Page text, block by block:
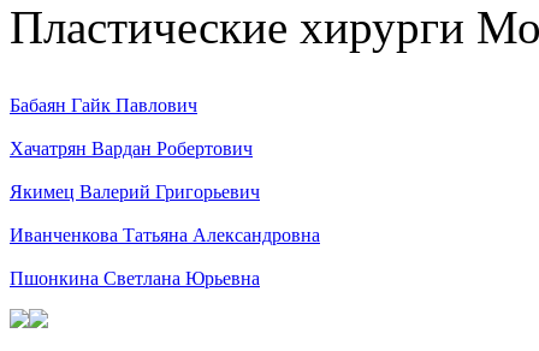
Пластические хирурги
Бабаян Гайк Павлович
Хачатрян Вардан Робертович
Якимец Валерий Григорьевич
Иванченкова Татьяна Александровна
Пшонкина Светлана Юрьевна